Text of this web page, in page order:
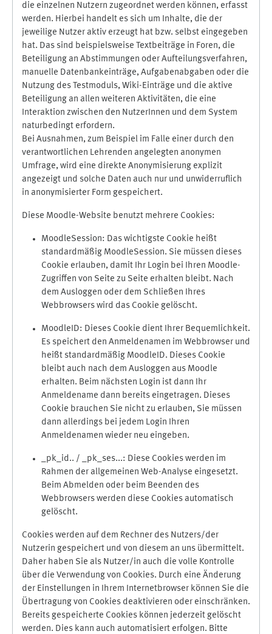
die einzelnen Nutzern zugeordnet werden können, erfasst
werden. Hierbei handelt es sich um Inhalte, die der
jeweilige Nutzer aktiv erzeugt hat bzw. selbst eingegeben
hat. Das sind beispielsweise Textbeiträge in Foren, die
Beteiligung an Abstimmungen oder Aufteilungsverfahren,
manuelle Datenbankeinträge, Aufgabenabgaben oder die
Nutzung des Testmoduls, Wiki-Einträge und die aktive
Beteiligung an allen weiteren Aktivitäten, die eine
Interaktion zwischen den NutzerInnen und dem System
naturbedingt erfordern.
Bei Ausnahmen, zum Beispiel im Falle einer durch den
verantwortlichen Lehrenden angelegten anonymen
Umfrage, wird eine direkte Anonymisierung explizit
angezeigt und solche Daten auch nur und unwiderruflich
in anonymisierter Form gespeichert.
Diese Moodle-Website benutzt mehrere Cookies:
MoodleSession: Das wichtigste Cookie heißt
standardmäßig MoodleSession. Sie müssen dieses
Cookie erlauben, damit Ihr Login bei Ihren Moodle-
Zugriffen von Seite zu Seite erhalten bleibt. Nach
dem Ausloggen oder dem Schließen Ihres
Webbrowsers wird das Cookie gelöscht.
MoodleID: Dieses Cookie dient Ihrer Bequemlichkeit.
Es speichert den Anmeldenamen im Webbrowser und
heißt standardmäßig MoodleID. Dieses Cookie
bleibt auch nach dem Ausloggen aus Moodle
erhalten. Beim nächsten Login ist dann Ihr
Anmeldename dann bereits eingetragen. Dieses
Cookie brauchen Sie nicht zu erlauben, Sie müssen
dann allerdings bei jedem Login Ihren
Anmeldenamen wieder neu eingeben.
_pk_id.. / _pk_ses...: Diese Cookies werden im
Rahmen der allgemeinen Web-Analyse eingesetzt.
Beim Abmelden oder beim Beenden des
Webbrowsers werden diese Cookies automatisch
gelöscht.
Cookies werden auf dem Rechner des Nutzers/der
Nutzerin gespeichert und von diesem an uns übermittelt.
Daher haben Sie als Nutzer/in auch die volle Kontrolle
über die Verwendung von Cookies. Durch eine Änderung
der Einstellungen in Ihrem Internetbrowser können Sie die
Übertragung von Cookies deaktivieren oder einschränken.
Bereits gespeicherte Cookies können jederzeit gelöscht
werden. Dies kann auch automatisiert erfolgen. Bitte